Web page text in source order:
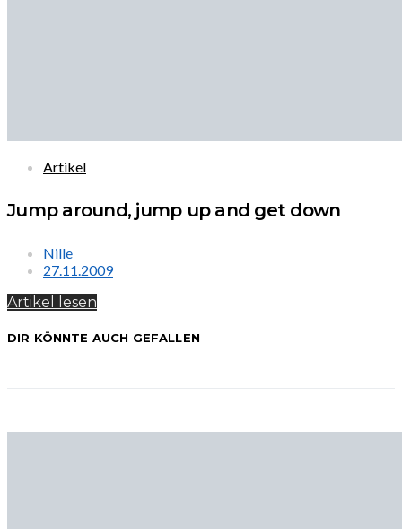
Artikel
Jump around, jump up and get down
Nille
27.11.2009
Artikel lesen
DIR KÖNNTE AUCH GEFALLEN